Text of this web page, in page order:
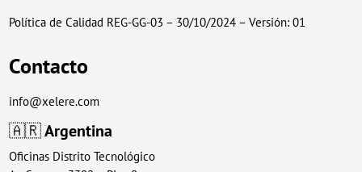
Política de Calidad REG-GG-03 – 30/10/2024 – Versión: 01
Contacto
info@xelere.com
🇦🇷Argentina
Oficinas Distrito Tecnológico